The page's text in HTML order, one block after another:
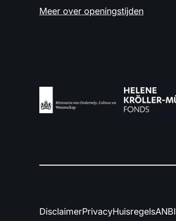
Meer over openingstijden
DisclaimerPrivacyHuisregelsANBI